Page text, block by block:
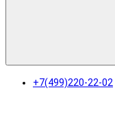
+7(499)220-22-02